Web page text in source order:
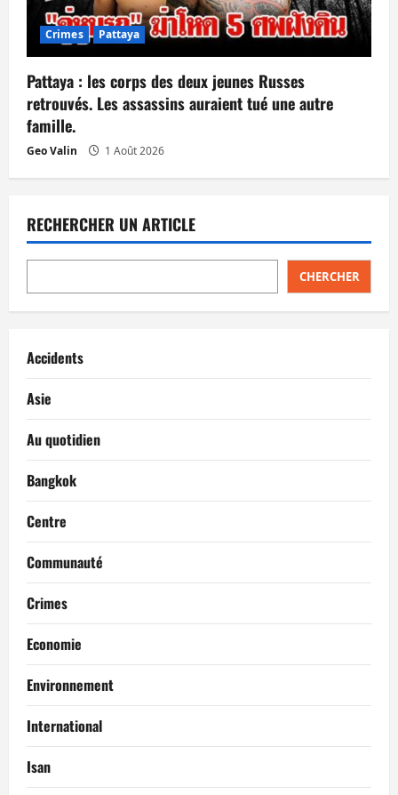
Crimes Pattaya
Pattaya : les corps des deux jeunes Russes
retrouvés. Les assassins auraient tué une autre
famille.
Geo Valin 1 Août 2026
RECHERCHER UN ARTICLE
CHERCHER
Accidents
Asie
Au quotidien
Bangkok
Centre
Communauté
Crimes
Economie
Environnement
International
Isan